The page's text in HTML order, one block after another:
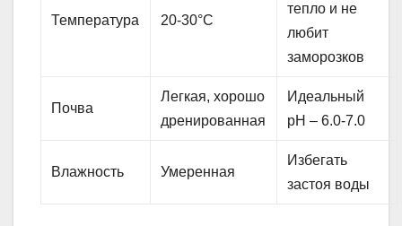
Температура 20-30°C
тепло и не
любит
заморозков
Почва
Легкая, хорошо
дренированная
Идеальный
pH – 6.0-7.0
Влажность Умеренная
Избегать
застоя воды